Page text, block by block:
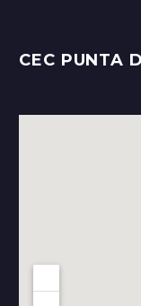
CEC PUNTA